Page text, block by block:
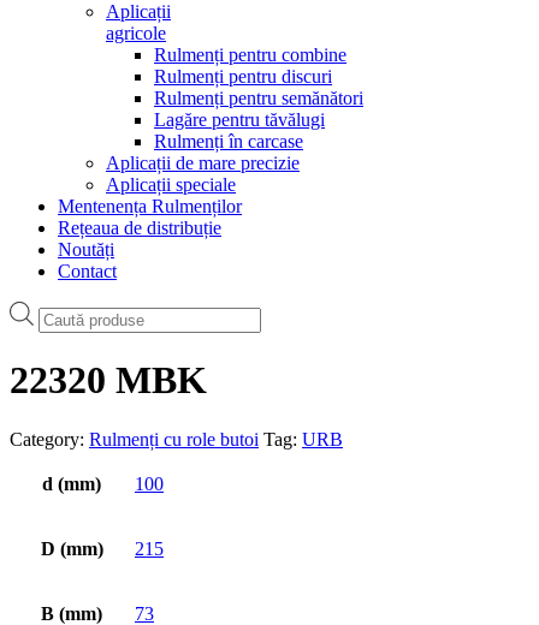
Aplicații
agricole
Rulmenți pentru combine
Rulmenți pentru discuri
Rulmenți pentru semănători
Lagăre pentru tăvălugi
Rulmenți în carcase
Aplicații de mare precizie
Aplicații speciale
Mentenența Rulmenților
Rețeaua de distribuție
Noutăți
Contact
Products
search
22320 MBK
Category: Rulmenți cu role butoi Tag: URB
d (mm) 100
D (mm) 215
B (mm) 73